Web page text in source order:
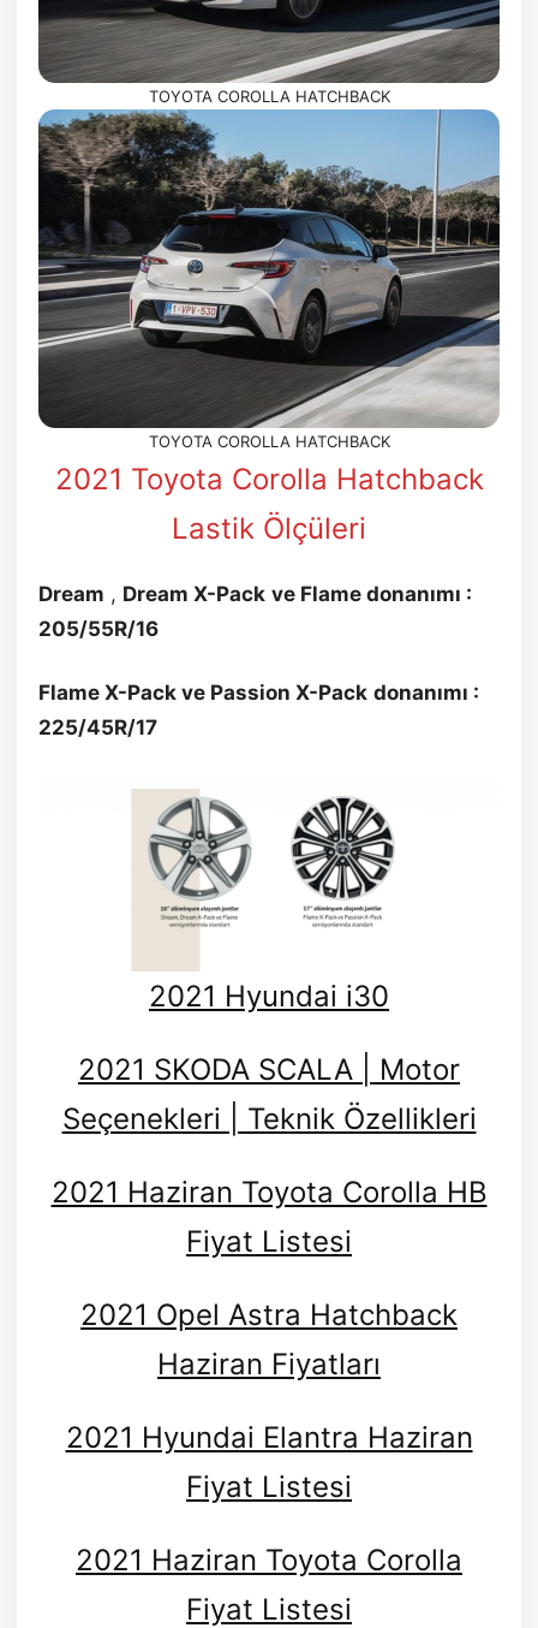
TOYOTA COROLLA HATCHBACK
TOYOTA COROLLA HATCHBACK
2021 Toyota Corolla Hatchback
Lastik Ölçüleri
Dream , Dream X-Pack ve Flame donanımı :
205/55R/16
Flame X-Pack ve Passion X-Pack donanımı :
225/45R/17
2021 Hyundai i30
2021 SKODA SCALA | Motor
Seçenekleri | Teknik Özellikleri
2021 Haziran Toyota Corolla HB
Fiyat Listesi
2021 Opel Astra Hatchback
Haziran Fiyatları
2021 Hyundai Elantra Haziran
Fiyat Listesi
2021 Haziran Toyota Corolla
Fiyat Listesi